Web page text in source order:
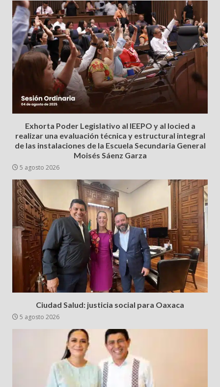
Exhorta Poder Legislativo al IEEPO y al Iocied a
realizar una evaluación técnica y estructural integral
de las instalaciones de la Escuela Secundaria General
Moisés Sáenz Garza
5 agosto 2026
Ciudad Salud: justicia social para Oaxaca
5 agosto 2026